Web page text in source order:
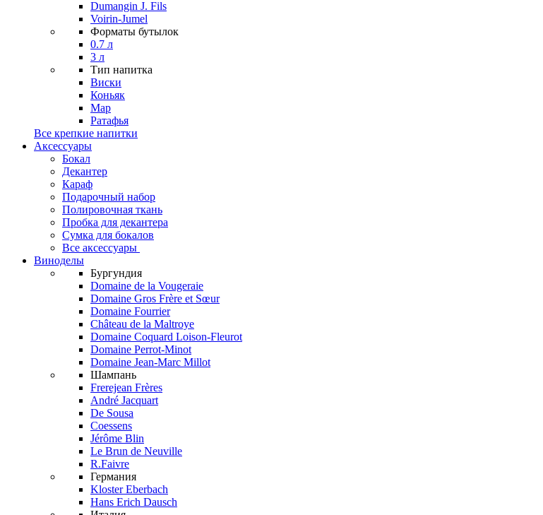
Dumangin J. Fils
Voirin-Jumel
Форматы бутылок
0.7 л
3 л
Тип напитка
Виски
Коньяк
Мар
Ратафья
Все крепкие напитки
Аксессуары
Бокал
Декантер
Караф
Подарочный набор
Полировочная ткань
Пробка для декантера
Сумка для бокалов
Все аксессуары
Виноделы
Бургундия
Domaine de la Vougeraie
Domaine Gros Frère et Sœur
Domaine Fourrier
Château de la Maltroye
Domaine Coquard Loison-Fleurot
Domaine Perrot-Minot
Domaine Jean-Marc Millot
Шампань
Frerejean Frères
André Jacquart
De Sousa
Coessens
Jérôme Blin
Le Brun de Neuville
R.Faivre
Германия
Kloster Eberbach
Hans Erich Dausch